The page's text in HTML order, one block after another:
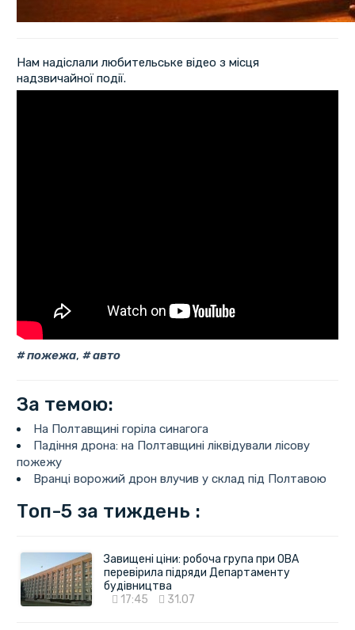
Нам надіслали любительське відео з місця
надзвичайної події.
пожежа, авто
За темою:
На Полтавщині горіла синагога
Падіння дрона: на Полтавщині ліквідували лісову
пожежу
Вранці ворожий дрон влучив у склад під Полтавою
Топ-5 за тиждень :
Завищені ціни: робоча група при ОВА
перевірила підряди Департаменту
будівництва
17:45
31.07